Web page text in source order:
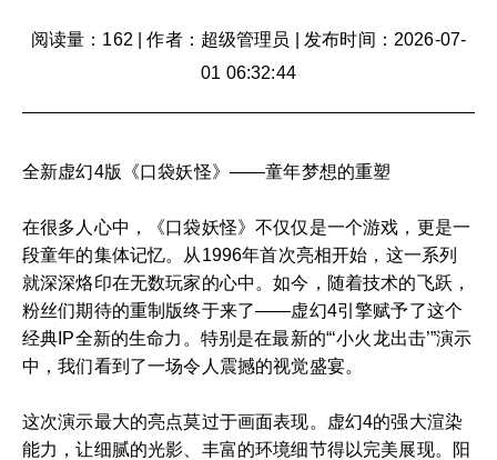
阅读量：162 |作者：超级管理员
发布时间：2026-07-
01 06:32:44
全新虚幻4版《口袋妖怪》——童年梦想的重塑
在很多人心中，《口袋妖怪》不仅仅是一个游戏，更是一
段童年的集体记忆。从1996年首次亮相开始，这一系列
就深深烙印在无数玩家的心中。如今，随着技术的飞跃，
粉丝们期待的重制版终于来了——虚幻4引擎赋予了这个
经典IP全新的生命力。特别是在最新的“‘小火龙出击’”演示
中，我们看到了一场令人震撼的视觉盛宴。
这次演示最大的亮点莫过于画面表现。虚幻4的强大渲染
能力，让细腻的光影、丰富的环境细节得以完美展现。阳